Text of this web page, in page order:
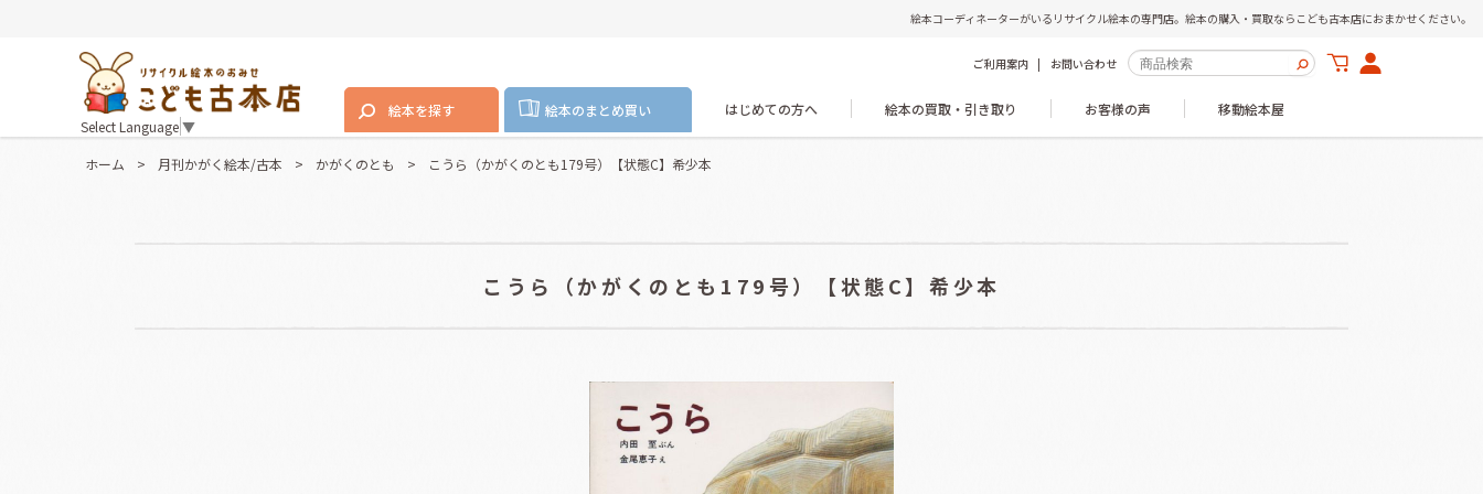
絵本コーディネーターがいるリサイクル絵本の専門店。絵本の購入・買取ならこども古本店におまかせください。
Select Language▼
ご利用案内 お問い合わせ
絵本を探す 絵本のまとめ買い はじめての方へ 絵本の買取・引き取り お客様の声 移動絵本屋
ホーム > 月刊かがく絵本/古本 > かがくのとも > こうら（かがくのとも179号）【状態C】希少本
こうら（かがくのとも179号）【状態C】希少本